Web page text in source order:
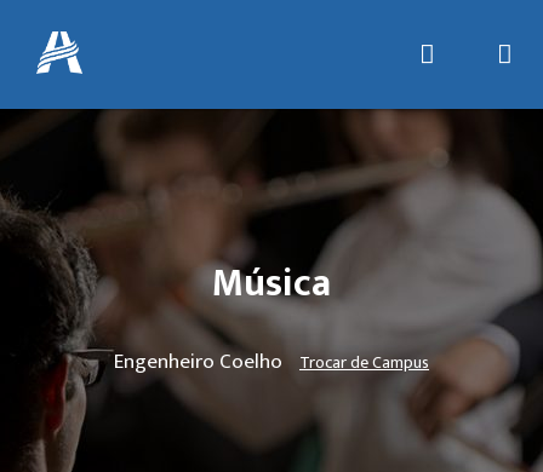
Música
Engenheiro Coelho Trocar de Campus